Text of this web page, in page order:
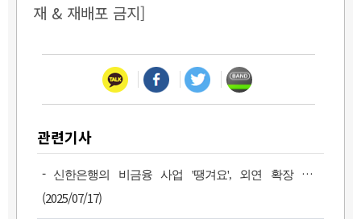
재 & 재배포 금지]
관련기사
- 신한은행의 비금융 사업 '땡겨요', 외연 확장 지속
(2025/07/17)